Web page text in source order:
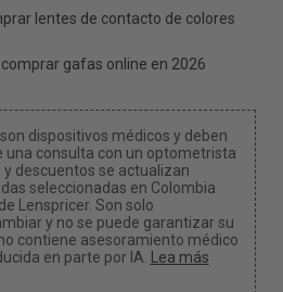
lentes de contacto de colores
gafas online en 2026
dispositivos médicos y deben
una consulta con un optometrista
descuentos se actualizan
seleccionadas en Colombia
Lenspricer. Son solo
y no se puede garantizar su
contiene asesoramiento médico
en parte por IA. Lea más